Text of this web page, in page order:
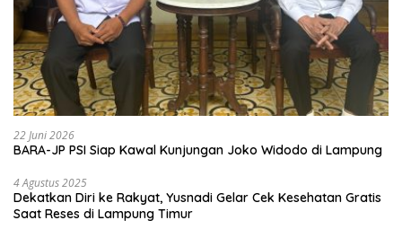
22 Juni 2026
BARA-JP PSI Siap Kawal Kunjungan Joko Widodo di Lampung
4 Agustus 2025
Dekatkan Diri ke Rakyat, Yusnadi Gelar Cek Kesehatan Gratis
Saat Reses di Lampung Timur